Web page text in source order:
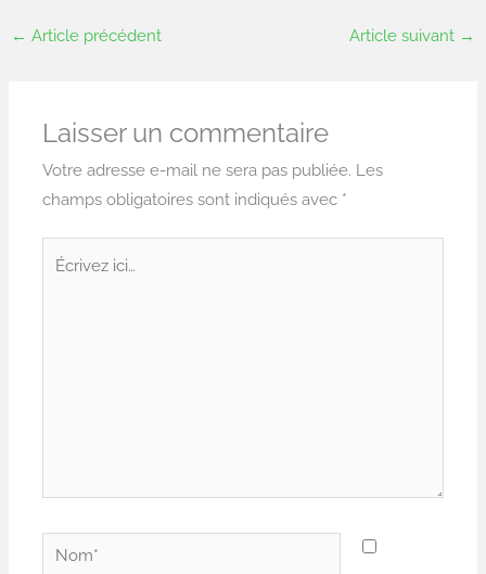
← Article précédent Article suivant →
Laisser un commentaire
Votre adresse e-mail ne sera pas publiée. Les
champs obligatoires sont indiqués avec *
Nom*